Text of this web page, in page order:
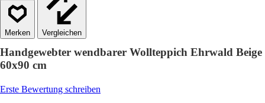
Vergleichen
Handgewebter wendbarer Wollteppich Ehrwald Beige
60x90 cm
Erste Bewertung schreiben